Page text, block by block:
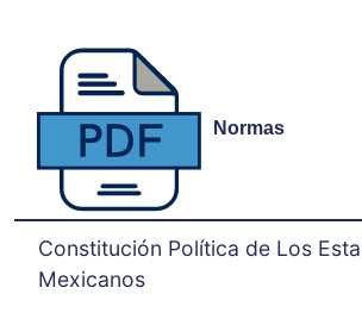
Normas
Constitución Política de Los
Mexicanos